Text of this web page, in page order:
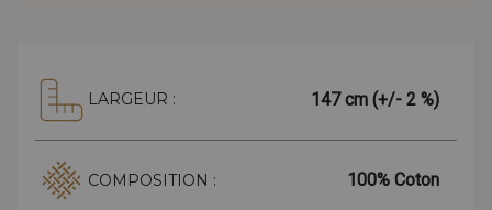
LARGEUR : 147 cm (+/- 2 %)
COMPOSITION : 100% Coton